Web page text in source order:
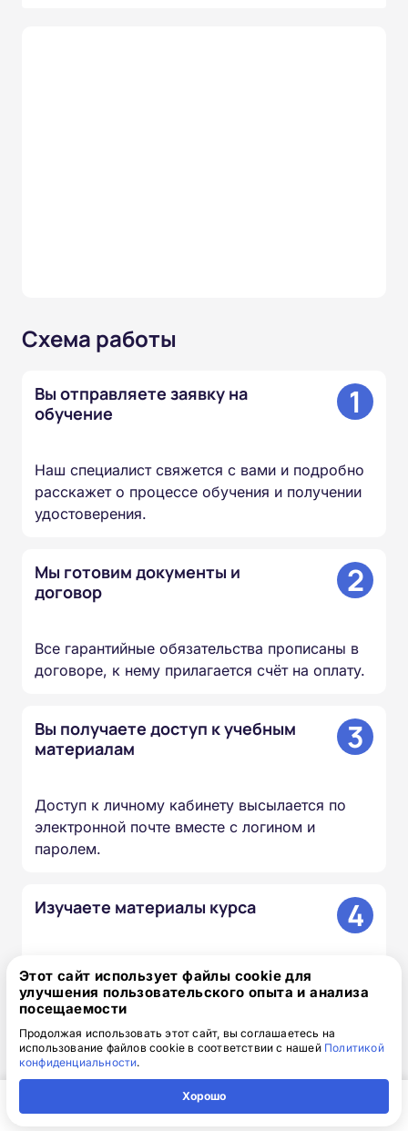
Схема работы
Вы отправляете заявку на
обучение
1
Наш специалист свяжется с вами и подробно
расскажет о процессе обучения и получении
удостоверения.
Мы готовим документы и
договор
2
Все гарантийные обязательства прописаны в
договоре, к нему прилагается счёт на оплату.
Вы получаете доступ к учебным
материалам
3
Доступ к личному кабинету высылается по
электронной почте вместе с логином и
паролем.
Изучаете материалы курса 4
презентации, сдаёте итоговый тест — в
удобное для вас время и темпе.
Мы вносим сведения в ФИС
ФРДО
5
Этот сайт использует файлы cookie для
улучшения пользовательского опыта и анализа
посещаемости
Продолжая использовать этот сайт, вы соглашаетесь на
использование файлов cookie в соответствии с нашей Политикой
конфиденциальности.
Хорошо